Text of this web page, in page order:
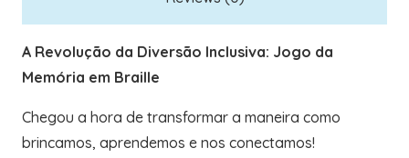
A Revolução da Diversão Inclusiva: Jogo da
Memória em Braille
Chegou a hora de transformar a maneira como
brincamos, aprendemos e nos conectamos!